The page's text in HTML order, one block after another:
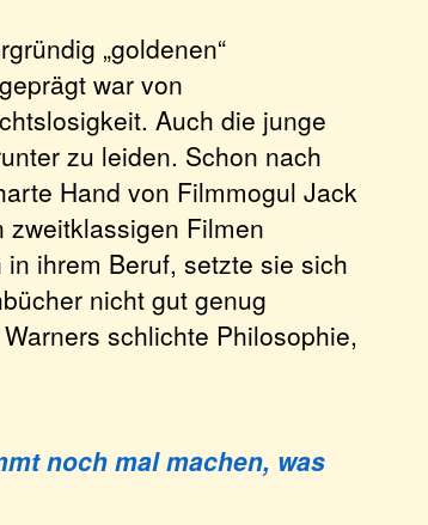
„goldenen“
war von
Auch die junge
zu leiden. Schon nach
Hand von Filmmogul Jack
zweitklassigen Filmen
ihrem Beruf, setzte sie sich
nicht gut genug
schlichte Philosophie,
noch mal machen, was